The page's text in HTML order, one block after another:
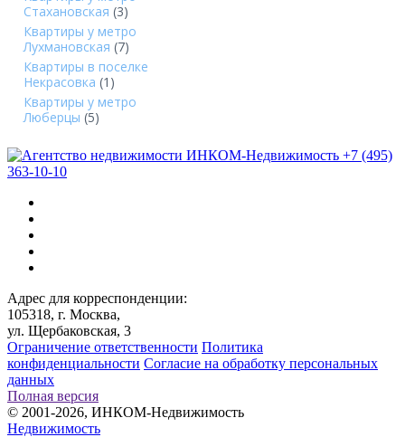
Стахановская (3)
Квартиры у метро
Лухмановская (7)
Квартиры в поселке
Некрасовка (1)
Квартиры у метро
Люберцы (5)
+7 (495)
363-10-10
Адрес для корреспонденции:
105318, г. Москва,
ул. Щербаковская, 3
Ограничение ответственности Политика
конфиденциальности Согласие на обработку персональных
данных
Полная версия
© 2001-2026, ИНКОМ-Недвижимость
Недвижимость